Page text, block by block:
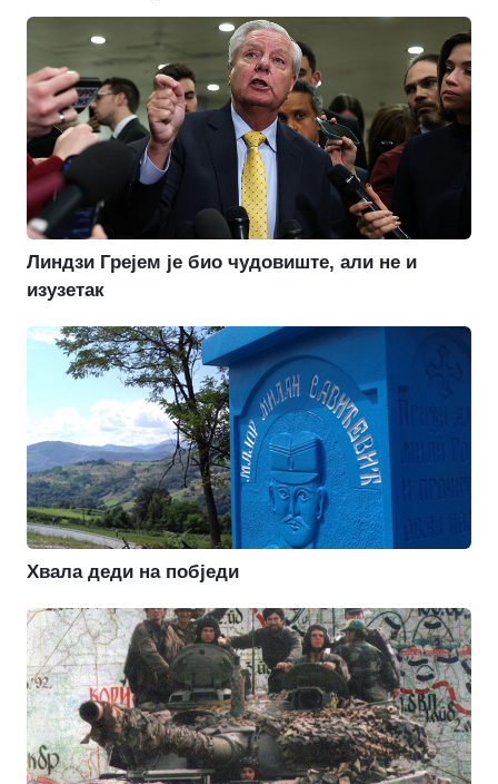
Линдзи Грејем је био чудовиште, али не и
изузетак
Хвала деди на побједи